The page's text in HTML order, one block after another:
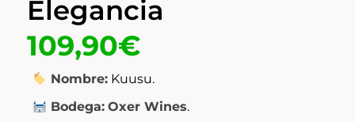
Elegancia
109,90€
Nombre:Kuusu.
Bodega: Oxer Wines.